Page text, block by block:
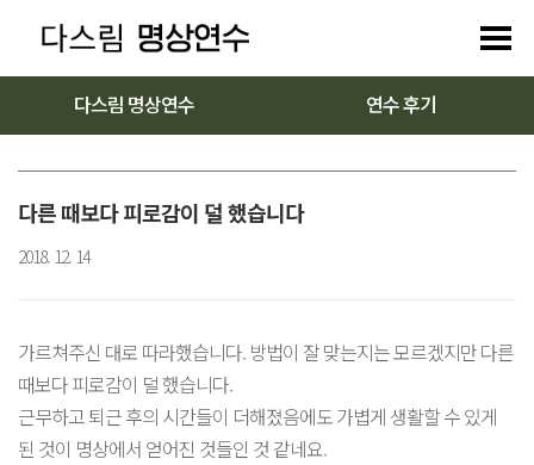
다스림 명상연수 연수 후기
다른 때보다 피로감이 덜 했습니다
2018. 12. 14
가르쳐주신 대로 따라했습니다. 방법이 잘 맞는지는 모르겠지만 다른
때보다 피로감이 덜 했습니다.
근무하고 퇴근 후의 시간들이 더해졌음에도 가볍게 생활할 수 있게
된 것이 명상에서 얻어진 것들인 것 같네요.